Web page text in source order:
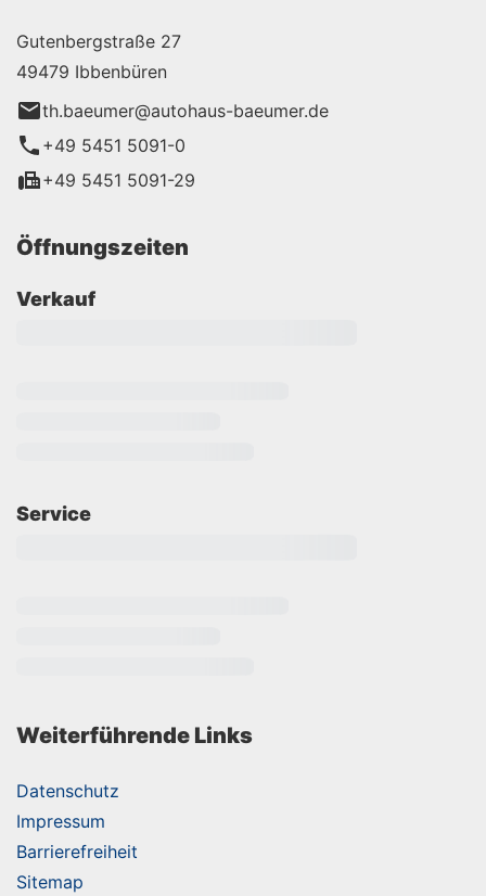
Gutenbergstraße 27
49479 Ibbenbüren
th.baeumer@autohaus-baeumer.de
+49 5451 5091-0
+49 5451 5091-29
Öffnungszeiten
Verkauf
Service
Weiterführende Links
Datenschutz
Impressum
Barrierefreiheit
Sitemap